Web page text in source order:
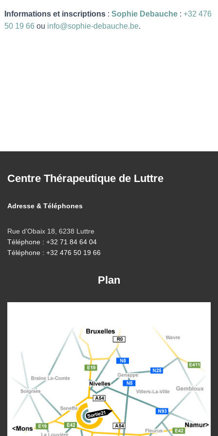
Informations et inscriptions : Sophie Debauche : +32 476
50 19 66 ou info@sophie-debauche.be.
Centre Thérapeutique de Luttre
Adresse & Téléphones
Rue d’Obaix 18, 6238 Luttre
Téléphone : +32 71 84 64 04
Téléphone : +32 476 50 19 66
Plan